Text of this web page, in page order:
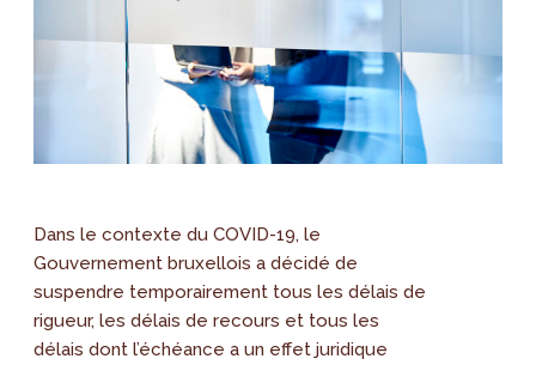
Dans le contexte du COVID-19, le
Gouvernement bruxellois a décidé de
suspendre temporairement tous les délais de
rigueur, les délais de recours et tous les
délais dont l’échéance a un effet juridique